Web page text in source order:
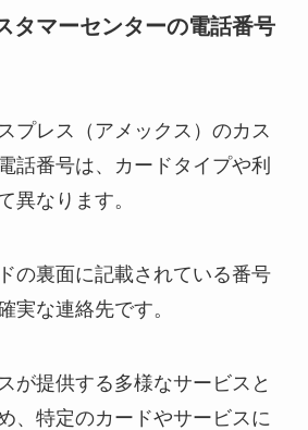
タマーセンターの電話番号
プレス（アメックス）のカス
話番号は、カードタイプや利
異なります。
の裏面に記載されている番号
実な連絡先です。
が提供する多様なサービスと
、特定のカードやサービスに